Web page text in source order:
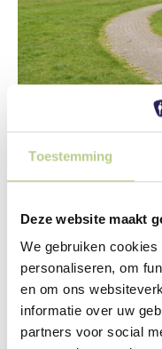
Toestemming
Deze website maakt
We gebruiken
personaliseren, om
en om ons
informatie over uw
partners voor social
dm-developer
Meer lezen »